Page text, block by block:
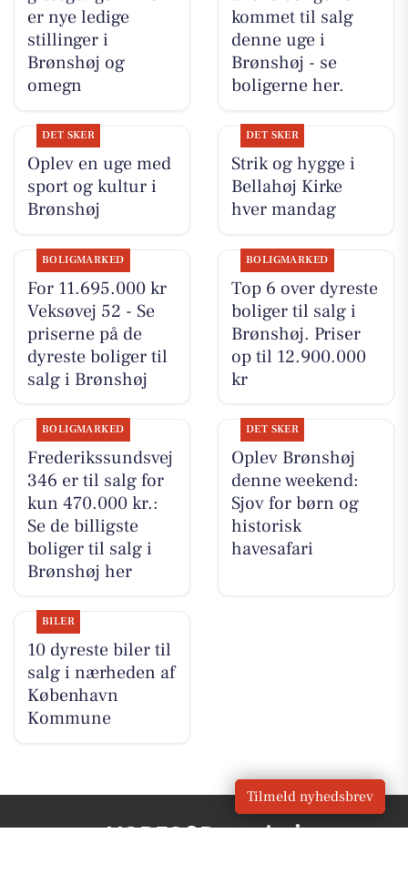
er nye ledige
stillinger i
Brønshøj og
omegn
kommet til salg
denne uge i
Brønshøj - se
boligerne her.
DET SKER
Oplev en uge med
sport og kultur i
Brønshøj
DET SKER
Strik og hygge i
Bellahøj Kirke
hver mandag
BOLIGMARKED
For 11.695.000 kr
Veksøvej 52 - Se
priserne på de
dyreste boliger til
salg i Brønshøj
BOLIGMARKED
Top 6 over dyreste
boliger til salg i
Brønshøj. Priser
op til 12.900.000
kr
BOLIGMARKED
Frederikssundsvej
346 er til salg for
kun 470.000 kr.:
Se de billigste
boliger til salg i
Brønshøj her
DET SKER
Oplev Brønshøj
denne weekend:
Sjov for børn og
historisk
havesafari
BILER
10 dyreste biler til
salg i nærheden af
København
Kommune
VORES Brønshøj
Tilmeld nyhedsbrev